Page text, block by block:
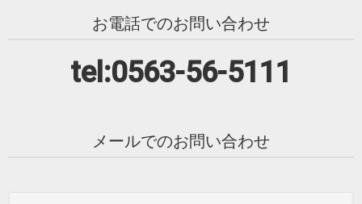
お電話でのお問い合わせ
tel:0563-56-5111
メールでのお問い合わせ